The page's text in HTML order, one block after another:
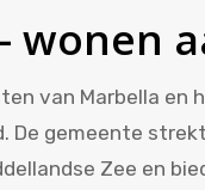
wonen
van Marbella en
De gemeente
Zee en